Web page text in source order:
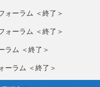
ォーラム ＜終了＞
ォーラム ＜終了＞
ラム ＜終了＞
ーラム ＜終了＞